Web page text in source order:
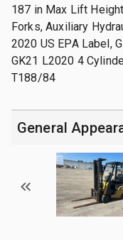
187 in Max Lift
Forks, Auxiliary
2020 US EPA Label,
GK21 L2020 4
T188/84
General